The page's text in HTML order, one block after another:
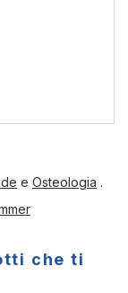
e Osteologia .
che ti